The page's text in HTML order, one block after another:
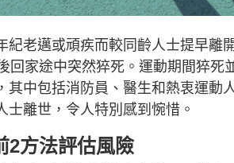
紀老邁或頑疾而較同齡人士提早離
回家途中突然猝死。運動期間猝死
其中包括消防員、醫生和熱衷運動
離世，令人特別感到惋惜。
2方法評估風險